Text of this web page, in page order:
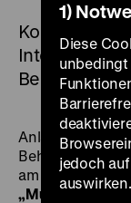
Kostenfreie
Behinderung
Anlässlich des
Behinderung
am 3.
„Museum für
1)
Diese
jedoch
auswirken.